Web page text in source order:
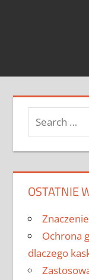
Search
for:
OSTATNIE
Ochrona
dlaczego